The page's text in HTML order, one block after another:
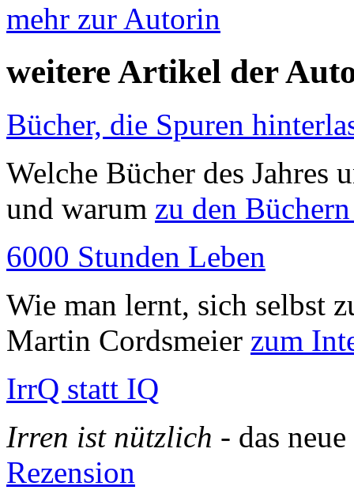
mehr zur Autorin
weitere Artikel der
Bücher, die Spuren
Welche Bücher des Jahres
und warum zu den
6000 Stunden Leben
Wie man lernt, sich selbst
Martin Cordsmeier zum
IrrQ statt IQ
Irren ist nützlich - das
Rezension